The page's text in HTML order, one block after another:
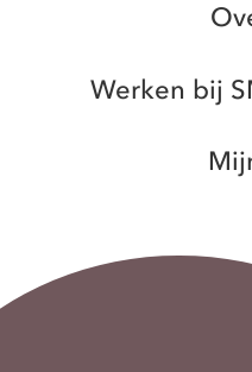
Werken bij